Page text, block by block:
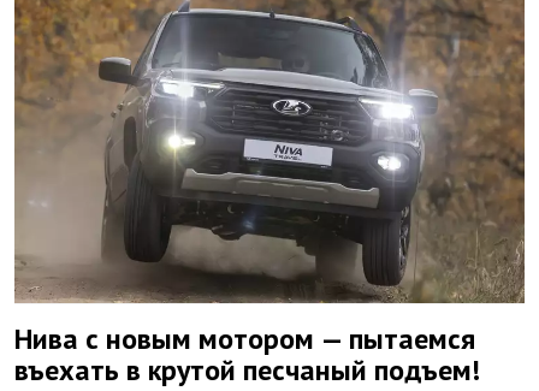
Нива с новым мотором — пытаемся
въехать в крутой песчаный подъем!